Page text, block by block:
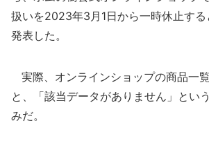
扱いを2023年3月1日から一時休止す
発表した。
実際、オンラインショップの商品一
と、「該当データがありません」とい
みだ。